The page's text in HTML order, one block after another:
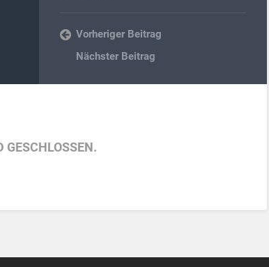
Vorheriger Beitrag
Nächster Beitrag
GESCHLOSSEN.